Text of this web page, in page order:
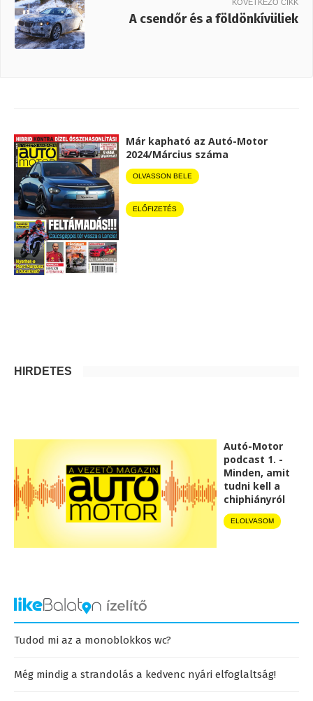
KÖVETKEZŐ CIKK
A csendőr és a földönkívüliek
Már kapható az Autó-Motor
2024/Március száma
OLVASSON BELE
ELŐFIZETÉS
HIRDETÉS
Autó-Motor
podcast 1. -
Minden, amit
tudni kell a
chiphiányról
ELOLVASOM
Tudod mi az a monoblokkos wc?
Még mindig a strandolás a kedvenc nyári elfoglaltság!